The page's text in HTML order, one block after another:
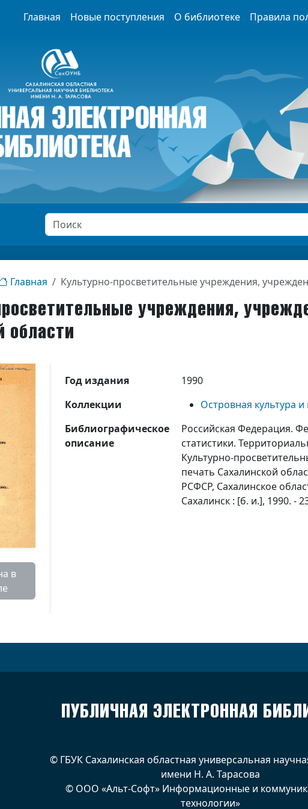
Главная Новые поступления О библиотеке Правила
Главная Культурно-просветительные учреждения,
учреждения,
области
в
Год издания
1990
Коллекции
Островная культура и
Библиографическое
описание
Российская Федерация.
статистики.
Культурно-
печать Сахалинской
РСФСР, Сахалинское
Сахалинск : [б. и.], 1990. -
ПУБЛИЧНАЯ ЭЛЕКТРОННАЯ
© ГБУК Сахалинская областная универсальная
имени Н. А. Тарасова
© ООО «Альт-Софт» Информационные и
технологии»